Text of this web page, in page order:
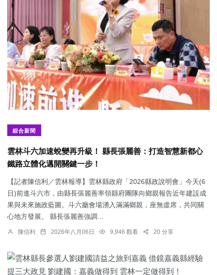
綜合新聞
雲林斗六加速蛻變再升級！ 縣長張麗善：打造智慧新都心
鐵路立體化邁開關鍵一步！
【記者陳信利／雲林報導】雲林縣政府「2026縣政說明會」今天(6
日)前進斗六市，由縣長張麗善率領縣府團隊向鄉親報告近年建設成
果與未來施政藍圖。斗六廳會場湧入滿滿鄉親，座無虛席，共同關
心地方發展。 縣長張麗善強調...
陳信利 2026年八月06日 9,946 觀看 20 分享